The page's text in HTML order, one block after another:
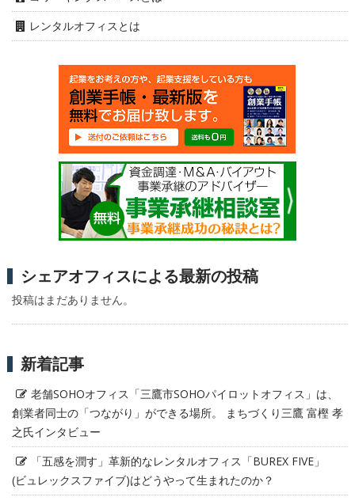
レンタルオフィスとは
シェアオフィスによる最新の投稿
投稿はまだありません。
新着記事
老舗SOHOオフィス「三鷹市SOHOパイロットオフィス」は、
創業者同士の「つながり」ができる場所。 まちづくり三鷹 富樫 孝
之氏インタビュー
「五感を潤す」革新的なレンタルオフィス「BUREX FIVE」
(ビュレックスファイブ)はどうやって生まれたのか？